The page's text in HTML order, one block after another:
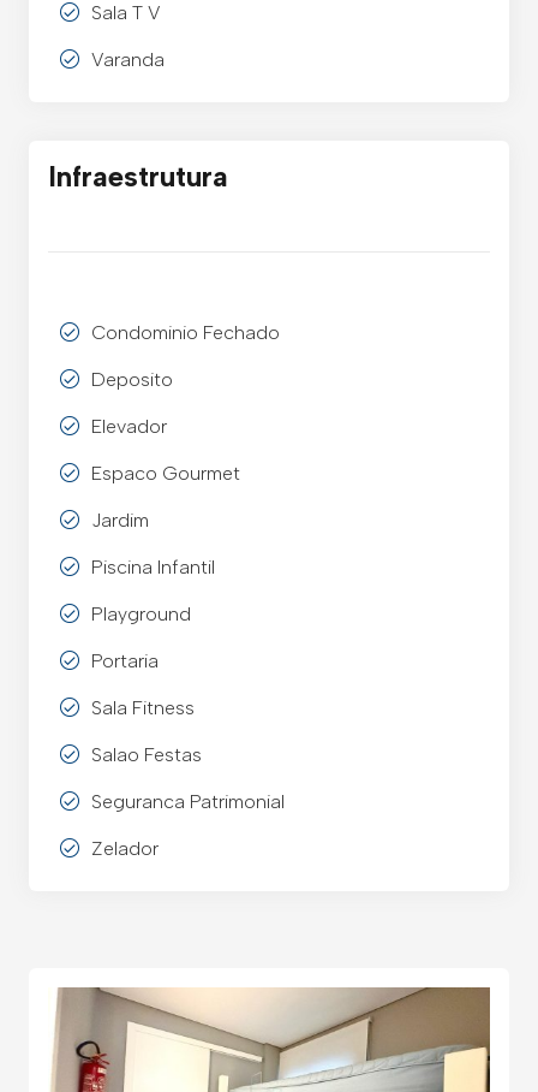
Sala T V
Varanda
Infraestrutura
Condominio Fechado
Deposito
Elevador
Espaco Gourmet
Jardim
Piscina Infantil
Playground
Portaria
Sala Fitness
Salao Festas
Seguranca Patrimonial
Zelador